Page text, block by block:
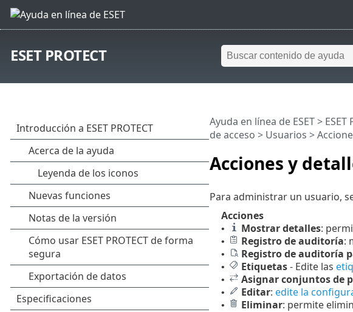
ESET PROTECT
Acciones y
Ayuda en línea de ESET> ESET
de acceso > Usuarios >
Para administrar un usuario,
Acciones
• Mostrar detalles:
• Registro de auditoría:
• Registro de auditoría
• Etiquetas- Edite las
• Asignar conjuntos de
• Editar: edite la
• Eliminar: permite